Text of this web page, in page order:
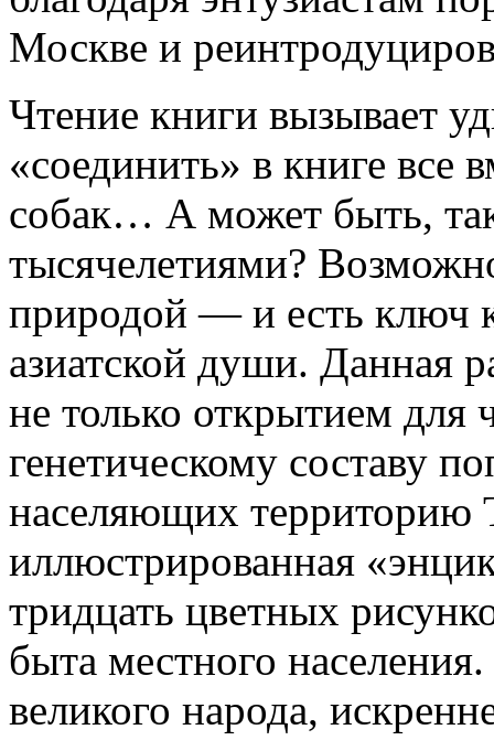
Москве и
Чтение книги вызывает
«соединить» в книге все
собак… А может быть,
тысячелетиями?
природой — и есть ключ
азиатской души. Данная
не только открытием для
генетическому составу
населяющих территорию
иллюстрированная
тридцать цветных
быта местного
великого народа,